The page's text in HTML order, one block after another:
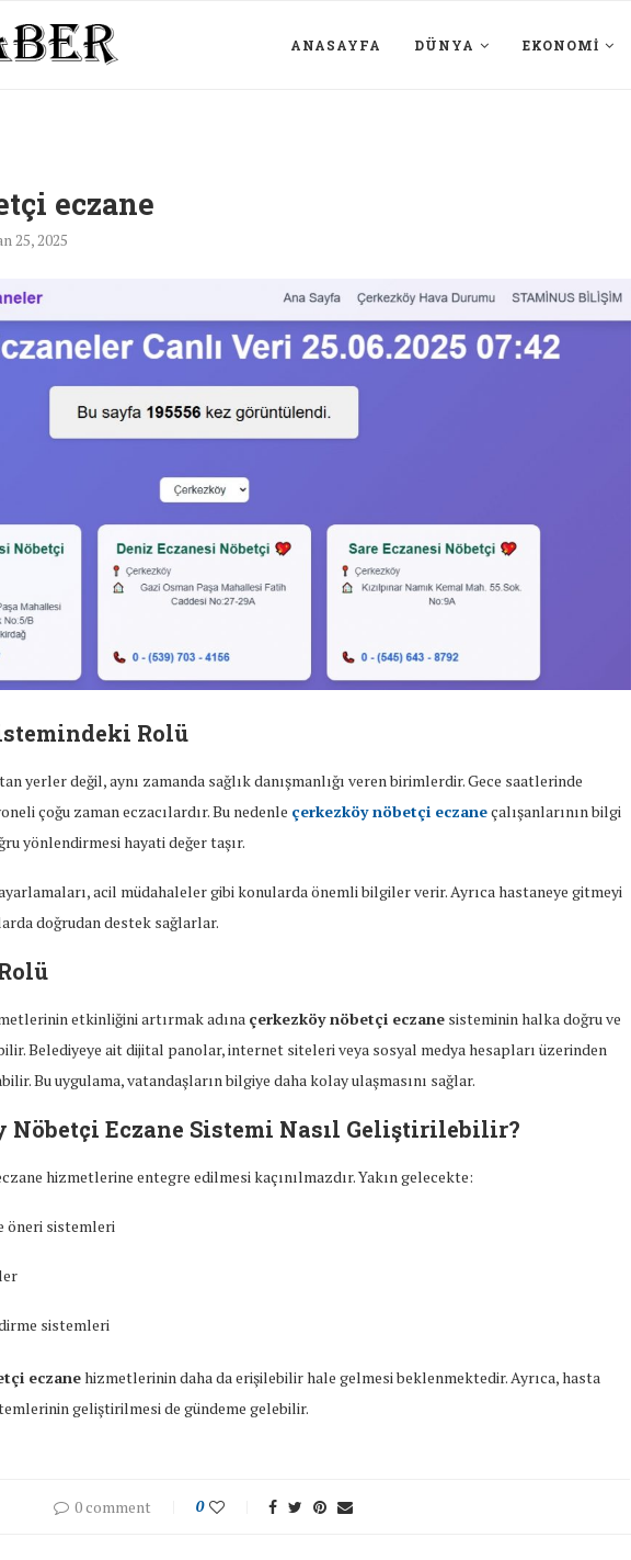
ANASAYFA DÜNYA EKONOMI
eczane
25, 2025
Rolü
yerler değil, aynı zamanda sağlık danışmanlığı veren birimlerdir. Gece saatlerinde
çoğu zaman eczacılardır. Bu nedenle çerkezköy nöbetçi eczaneçalışanlarının bilgi
yönlendirmesi hayati değer taşır.
acil müdahaleler gibi konularda önemli bilgiler verir. Ayrıca hastaneye gitmeyi
doğrudan destek sağlarlar.
etkinliğini artırmak adına çerkezköy nöbetçi eczane sisteminin halka doğru ve
Belediyeye ait dijital panolar, internet siteleri veya sosyal medya hesapları üzerinden
Bu uygulama, vatandaşların bilgiye daha kolay ulaşmasını sağlar.
Nöbetçi Eczane Sistemi Nasıl Geliştirilebilir?
hizmetlerine entegre edilmesi kaçınılmazdır. Yakın gelecekte:
öneri sistemleri
sistemleri
eczanehizmetlerinin daha da erişilebilir hale gelmesi beklenmektedir. Ayrıca, hasta
geliştirilmesi de gündeme gelebilir.
0 comment 0